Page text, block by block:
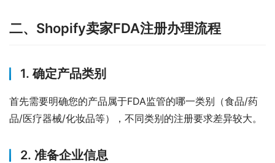
二、Shopify卖家FDA注册办理流程
1. 确定产品类别
首先需要明确您的产品属于FDA监管的哪一类别（食品/药
品/医疗器械/化妆品等），不同类别的注册要求差异较大。
2. 准备企业信息